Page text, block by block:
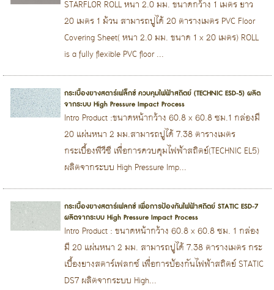
STARFLOR ROLL หนา 2.0 มม. ขนาดกว้าง 1 เมตร ยาว
20 เมตร 1 ม้วน สามารถปูได้ 20 ตารางเมตร PVC Floor
Covering Sheet( หนา 2.0 มม. ขนาด 1 x 20 เมตร) ROLL
is a fully flexible PVC floor ...
กระเบื้องยางสตาร์เฟล็กซ์ ควบคุมไฟฟ้าสถิตย์ (TECHNIC ESD-5) ผลิต
จากระบบ High Pressure Impact Process
Intro Product :ขนาดหน้ากว้าง 60.8 x 60.8 ซม.1 กล่องมี
20 แผ่นหนา 2 มม.สามารถปูได้ 7.38 ตารางเมตร
กระเบื้องพีวีซี เพื่อการควบคุมไฟฟ้าสถิตย์(TECHNIC EL5)
ผลิตจากระบบ High Pressure Imp...
กระเบื้องยางสตาร์เฟลกซ์ เพื่อการป้องกันไฟฟ้าสถิตย์ STATIC ESD-7
ผลิตจากระบบ High Pressure Impact Process
Intro Product : ขนาดหน้ากว้าง 60.8 x 60.8 ซม. 1 กล่อง
มี 20 แผ่นหนา 2 มม. สามารถปูได้ 7.38 ตารางเมตร กระ
เบื้องยางสตาร์เฟลกซ์ เพื่อการป้องกันไฟฟ้าสถิตย์ STATIC
DS7 ผลิตจากระบบ High...